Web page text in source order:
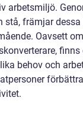
arbetsmiljö.
stå, främjar
Oavsett
behov och